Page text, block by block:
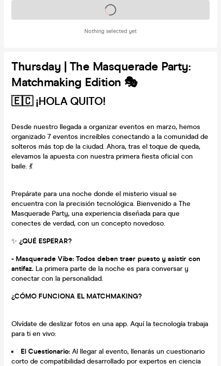
Nothing selected yet
Tickets on sale soon
Thursday | The Masquerade Party:
Matchmaking Edition 🎭
🇪🇨 ¡HOLA QUITO!
Desde nuestro llegada a organizar eventos en marzo, hemos
organizado 7 eventos increíbles conectando a la comunidad de
solteros más top de la ciudad. Ahora, tras el toque de queda,
elevamos la apuesta con nuestra primera fiesta oficial con
baile. 💃
Prepárate para una noche donde el misterio visual se
encuentra con la precisión tecnológica. Bienvenido a The
Masquerade Party, una experiencia diseñada para que
conectes de verdad, con un concepto novedoso.
✨ ¿QUÉ ESPERAR?
- Masquerade Vibe: Todos deben traer puesto y asistir con
antifaz. La primera parte de la noche es para conversar y
conectar con la personalidad.
¿CÓMO FUNCIONA EL MATCHMAKING?
Olvídate de deslizar fotos en una app. Aquí la tecnología trabaja
para ti en vivo:
El Cuestionario: Al llegar al evento, llenarás un cuestionario
corto de compatibilidad desarrollado por expertos en ciencia